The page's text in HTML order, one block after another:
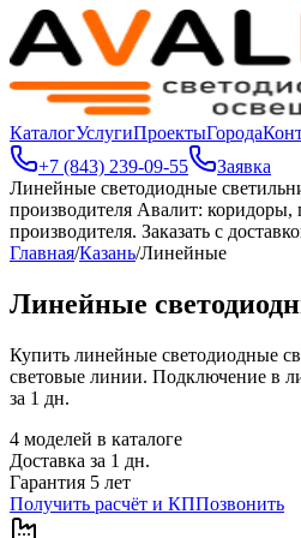
КаталогУслугиПроектыГорода
+7 (843) 239-09-55
Заявка
Линейные светодиодные
производителя Авалит:
производителя. Заказать с
Главная/Казань/Линейные
Линейные
Купить линейные светодиодные
световые линии. Подключение в
за 1 дн.
4 моделей в каталоге
Доставка за 1 дн.
Гарантия 5 лет
Получить расчёт и КППозвонить